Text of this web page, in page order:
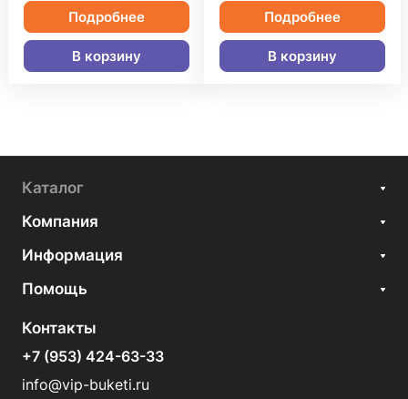
Подробнее
В корзину
Подробнее
В корзину
Каталог
Компания
Информация
Помощь
Контакты
+7 (953) 424-63-33
info@vip-buketi.ru